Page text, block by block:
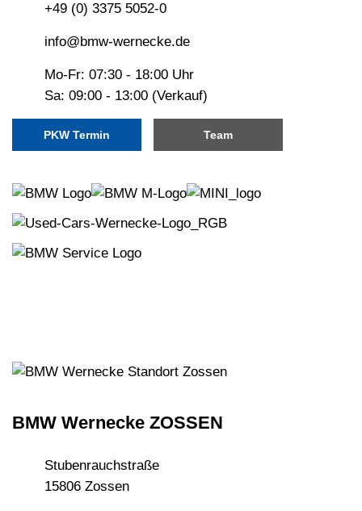
+49 (0) 3375 5052-0
info@bmw-wernecke.de
Mo-Fr: 07:30 - 18:00 Uhr
Sa: 09:00 - 13:00 (Verkauf)
PKW Termin Team
BMW Wernecke ZOSSEN
Stubenrauchstraße
15806 Zossen